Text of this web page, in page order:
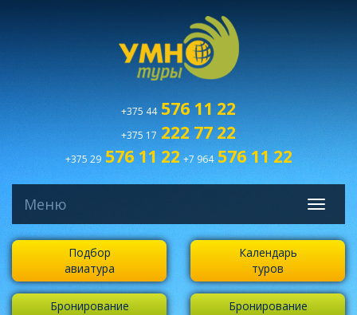
+375 44576 11 22
+375 17 222 77 22
+375 29576 11 22 +7 964576 11 22
Меню
Подбор
авиатура
Календарь
туров
Бронирование
Бронирование